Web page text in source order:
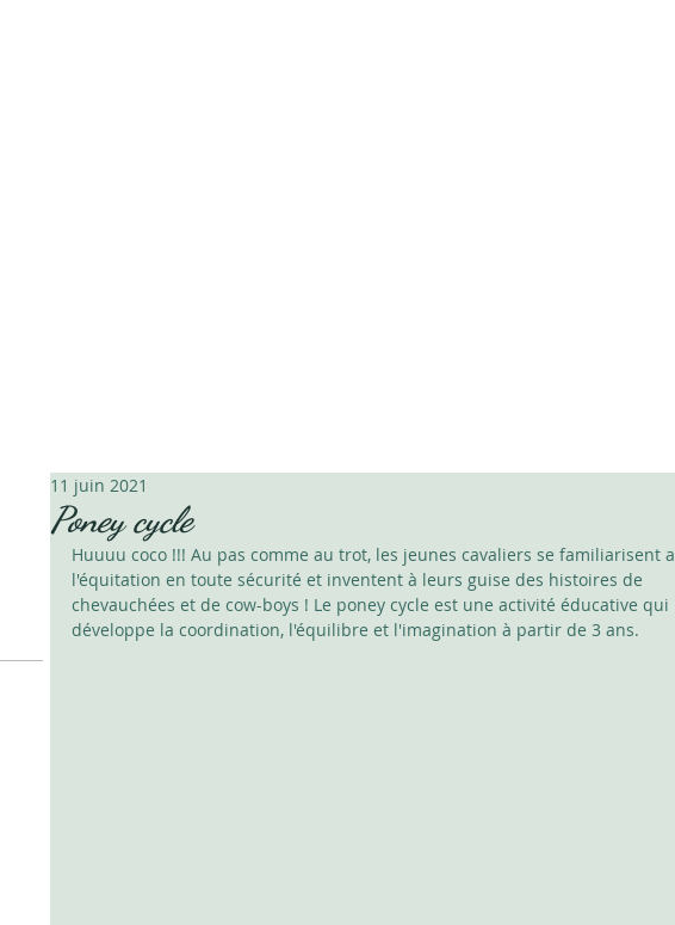
Poney cycle
11 juin 2021
Huuuu coco !!! Au pas comme au trot, les jeunes cavaliers se familiarisent
l'équitation en toute sécurité et inventent à leurs guise des histoires de
chevauchées et de cow-boys ! Le poney cycle est une activité éducative qui
développe la coordination, l'équilibre et l'imagination à partir de 3 ans.